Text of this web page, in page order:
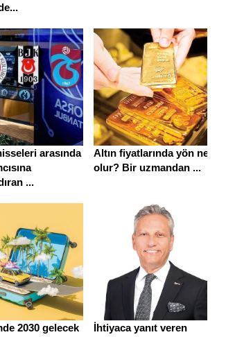
arasında
...
Altın fiyatlarında yön ne
olur? Bir uzmandan ...
2030 gelecek
İhtiyaca yanıt veren